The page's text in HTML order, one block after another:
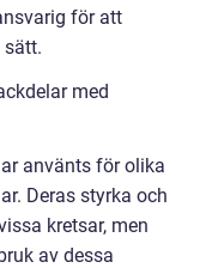
för att
sätt.
med
använts för olika
Deras styrka och
kretsar, men
av dessa